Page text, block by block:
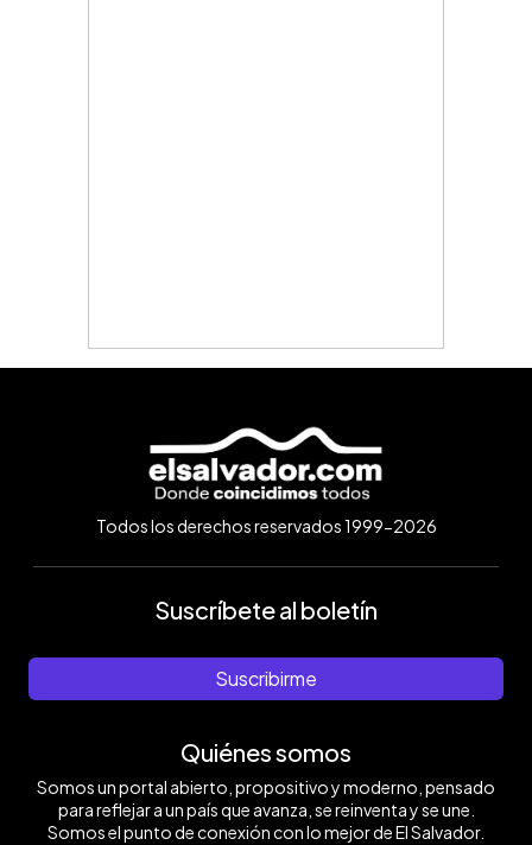
Todos los derechos reservados 1999-2026
Suscríbete al boletín
Suscribirme
Quiénes somos
Somos un portal abierto, propositivo y moderno, pensado
para reflejar a un país que avanza, se reinventa y se une.
Somos el punto de conexión con lo mejor de El Salvador.